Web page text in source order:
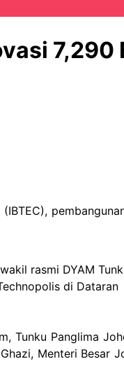
7,290
rasmi DYAM
di Dataran
Tunku Panglima
Menteri Besar